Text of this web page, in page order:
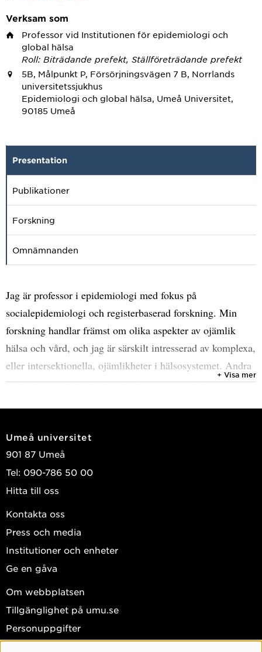
Verksam som
Professor vid Institutionen för epidemiologi och
global hälsa
Roll: Biträdande prefekt, Ställföreträdande prefekt
5B, Målpunkt P, Försörjningsvägen 7 B, Norrlands
universitetssjukhus
Epidemiologi och global hälsa, Umeå Universitet,
90185 Umeå
Presentation
Publikationer
Forskning
Omnämnanden
Jag är professor i epidemiologi med fokus på
socialepidemiologi och registerbaserad forskning. Min
forskning handlar främst om olika aspekter av ojämlik
hälsa och vård, och jag är särskilt intresserad av komplexa,
eller intersektionella, ojämlikheter i hälsosystemet. Andra
forskningsområden jag har berört är exempelvis
epidemiologi, och stressforskning.
Jag är biträdande prefekt vid Institutionen för
epidemiologi och global hälsa. Jag är även ordförande för
programrådet för masterprogrammen i folkhälsovetenskap
(PRPH) och representerar våra program i
Utbildningsstrategiska nämnden på medicinska fakulteten.
Min undervisning handlar mestadels om teori och metod
på avancerad och forskarutbildningsnivå, exempelvis
+ Visa mer
Umeå universitet
901 87 Umeå
Tel: 090-786 50 00
Hitta till oss
Kontakta oss
Press och media
Institutioner och enheter
Ge en gåva
Om webbplatsen
Tillgänglighet på umu.se
Personuppgifter